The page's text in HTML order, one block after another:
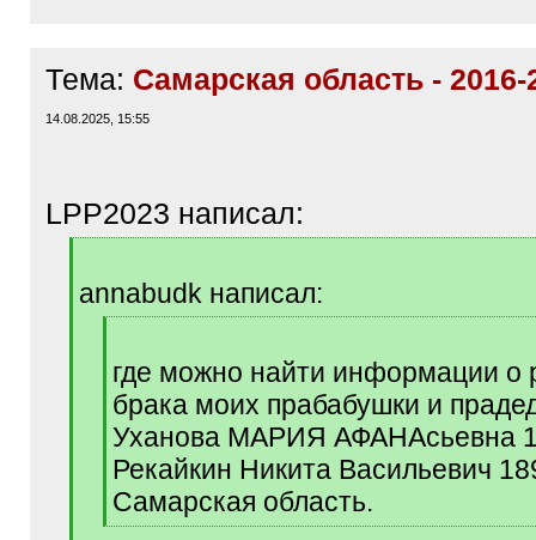
Тема: Самарская область - 2016-
14.08.2025, 15:55
LPP2023 написал:
]annabudk написал:
где можно найти информации о
брака моих прабабушки и
Уханова МАРИЯ АФАНАсьевна
Рекайкин Никита Васильевич
Самарская область.
[